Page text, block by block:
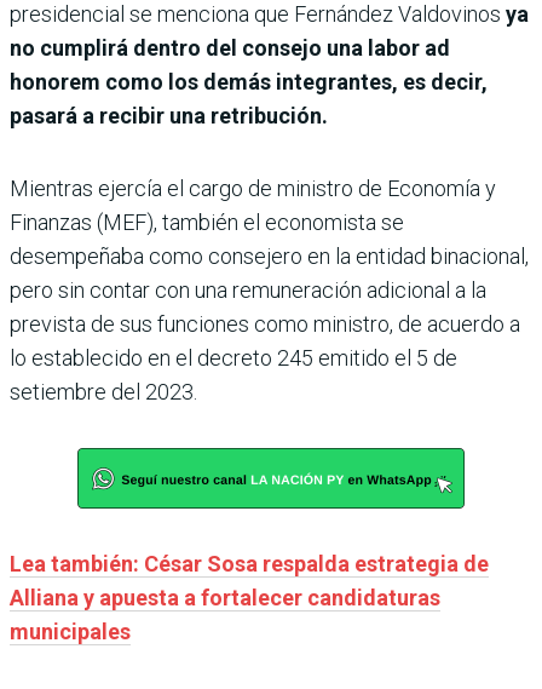
presidencial se menciona que Fernández Valdovinos ya
no cumplirá dentro del consejo una labor ad
honorem como los demás integrantes, es decir,
pasará a recibir una retribución.
Mientras ejercía el cargo de ministro de Economía y
Finanzas (MEF), también el economista se
desempeñaba como consejero en la entidad binacional,
pero sin contar con una remuneración adicional a la
prevista de sus funciones como ministro, de acuerdo a
lo establecido en el decreto 245 emitido el 5 de
setiembre del 2023.
Lea también: César Sosa respalda estrategia de
Alliana y apuesta a fortalecer candidaturas
municipales